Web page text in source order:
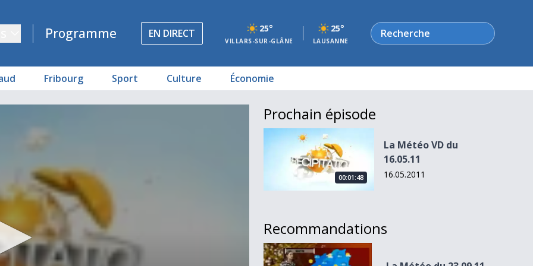
Programme EN DIRECT 25°
VILLARS-SUR-GLÂNE
25°
LAUSANNE
Rechercher
Fribourg Sport Culture Économie
Prochain épisode
La Météo VD du 16.05.11
00:01:48
La Météo VD du
16.05.11
16.05.2011
Recommandations
La Météo du 23.09.11